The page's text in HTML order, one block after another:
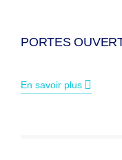
PORTES
En savoir plus